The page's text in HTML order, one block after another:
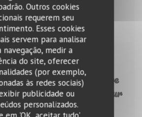
Outros cookies
requerem seu
Esses cookies
servem para analisar
navegação, medir a
do site, oferecer
(por exemplo,
às redes sociais)
publicidade ou
personalizados.
29/01/2018
Cartes 2017 :"Meilleure
catégorie bistrot" pour
Sommelier !